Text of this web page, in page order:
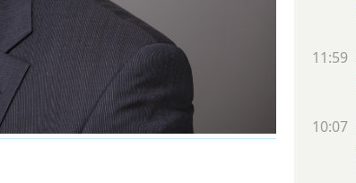
11:59
10:07